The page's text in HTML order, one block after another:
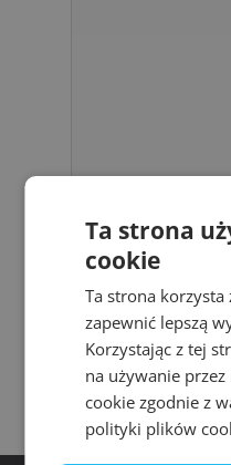
Ta strona
cookie
Ta strona
zapewnić lepszą
Korzystając z tej
na używanie
cookie zgodnie z
polityki plików